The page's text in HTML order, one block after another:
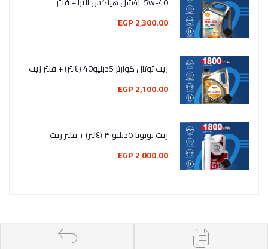
2,300.00 EGP
زيت توتال كوارتز 5دبليو40 (٤لتر) + فلتر زيت
2,100.00 EGP
زيت تويوتا ٥دبليو٣٠ (٤لتر) + فلتر زيت
2,000.00 EGP